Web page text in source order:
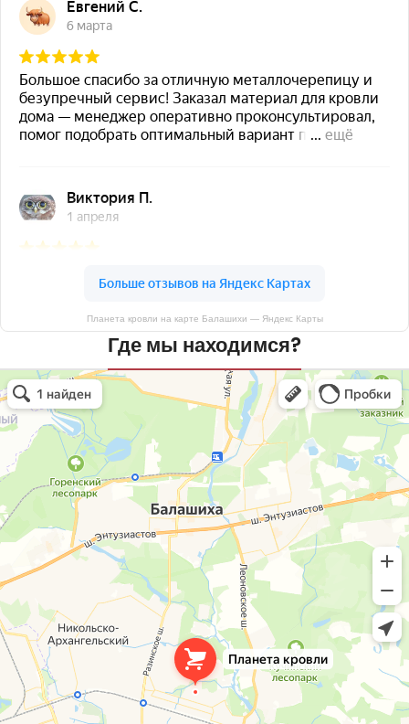
Планета кровли на карте Балашихи — Яндекс Карты
Где мы находимся?
Планета кровли
Кровля и кровельные материалы в Балашихе
Окна в Балашихе